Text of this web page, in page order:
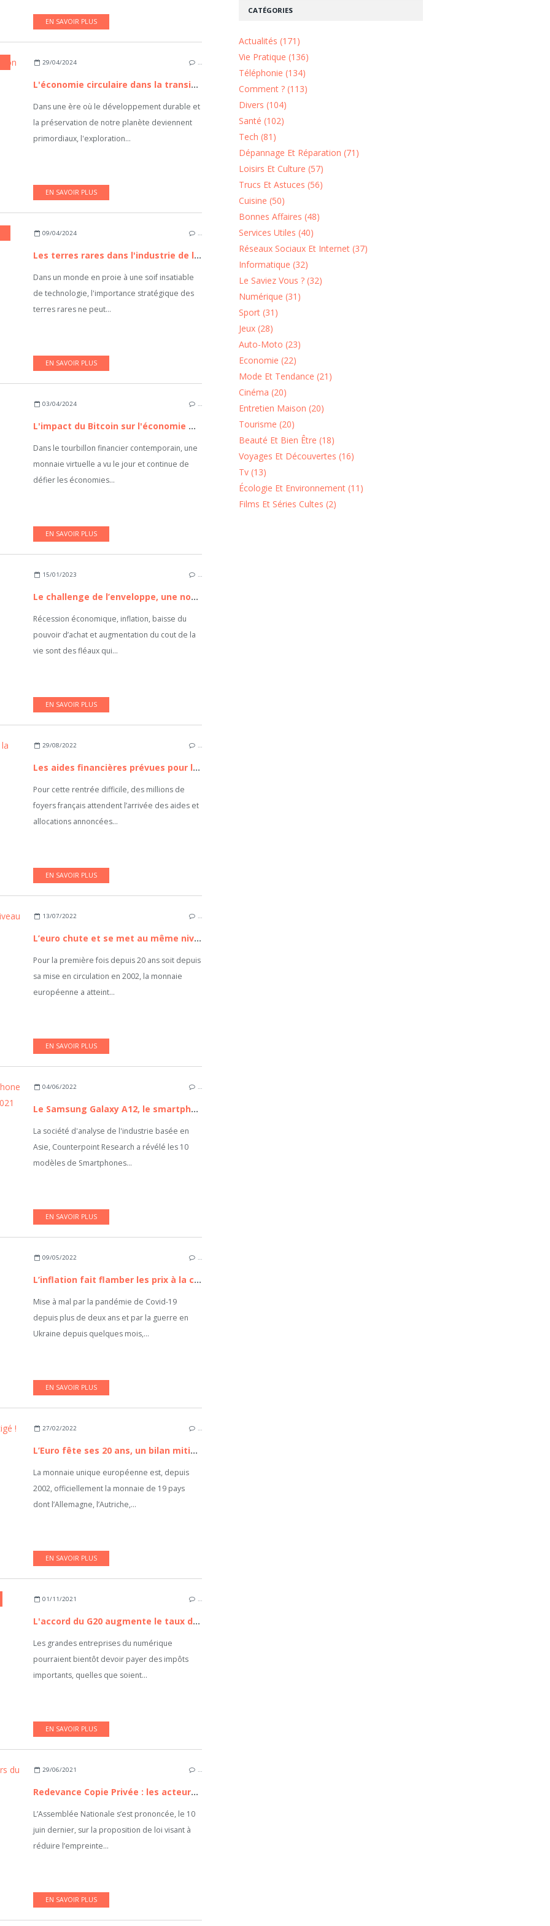
EN SAVOIR PLUS
29/04/2024 …
L'économie circulaire dans la transition énergétique
Dans une ère où le développement durable et
la préservation de notre planète deviennent
primordiaux, l'exploration...
EN SAVOIR PLUS
09/04/2024 …
Les terres rares dans l'industrie de la High Tech
Dans un monde en proie à une soif insatiable
de technologie, l'importance stratégique des
terres rares ne peut...
EN SAVOIR PLUS
03/04/2024 …
L'impact du Bitcoin sur l'économie mondiale
Dans le tourbillon financier contemporain, une
monnaie virtuelle a vu le jour et continue de
défier les économies...
EN SAVOIR PLUS
15/01/2023 …
Le challenge de l’enveloppe, une nouvelle manière ludique de faire des économies
Récession économique, inflation, baisse du
pouvoir d’achat et augmentation du cout de la
vie sont des fléaux qui...
EN SAVOIR PLUS
29/08/2022 …
Les aides financières prévues pour la rentrée 2022
Pour cette rentrée difficile, des millions de
foyers français attendent l’arrivée des aides et
allocations annoncées...
EN SAVOIR PLUS
13/07/2022 …
L’euro chute et se met au même niveau que le dollar
Pour la première fois depuis 20 ans soit depuis
sa mise en circulation en 2002, la monnaie
européenne a atteint...
EN SAVOIR PLUS
04/06/2022 …
Le Samsung Galaxy A12, le smartphone Android le plus vendu au monde en 2021
La société d'analyse de l'industrie basée en
Asie, Counterpoint Research a révélé les 10
modèles de Smartphones...
EN SAVOIR PLUS
09/05/2022 …
L’inflation fait flamber les prix à la consommation
Mise à mal par la pandémie de Covid-19
depuis plus de deux ans et par la guerre en
Ukraine depuis quelques mois,...
EN SAVOIR PLUS
27/02/2022 …
L’Euro fête ses 20 ans, un bilan mitigé !
La monnaie unique européenne est, depuis
2002, officiellement la monnaie de 19 pays
dont l’Allemagne, l’Autriche,...
EN SAVOIR PLUS
01/11/2021 …
L'accord du G20 augmente le taux d'imposition pour les géants du numérique et de la High Tech
Les grandes entreprises du numérique
pourraient bientôt devoir payer des impôts
importants, quelles que soient...
EN SAVOIR PLUS
29/06/2021 …
Redevance Copie Privée : les acteurs du reconditionné en colère
L’Assemblée Nationale s’est prononcée, le 10
juin dernier, sur la proposition de loi visant à
réduire l’empreinte...
EN SAVOIR PLUS
CATÉGORIES
Actualités (171)
Vie Pratique (136)
Téléphonie (134)
Comment ? (113)
Divers (104)
Santé (102)
Tech (81)
Dépannage Et Réparation (71)
Loisirs Et Culture (57)
Trucs Et Astuces (56)
Cuisine (50)
Bonnes Affaires (48)
Services Utiles (40)
Réseaux Sociaux Et Internet (37)
Informatique (32)
Le Saviez Vous ? (32)
Numérique (31)
Sport (31)
Jeux (28)
Auto-Moto (23)
Economie (22)
Mode Et Tendance (21)
Cinéma (20)
Entretien Maison (20)
Tourisme (20)
Beauté Et Bien Être (18)
Voyages Et Découvertes (16)
Tv (13)
Écologie Et Environnement (11)
Films Et Séries Cultes (2)